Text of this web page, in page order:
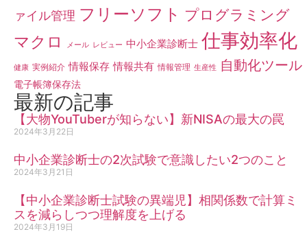
ァイル管理 フリーソフト プログラミング
マクロ メール レビュー 中小企業診断士 仕事効率化
健康 実例紹介 情報保存 情報共有 情報管理 生産性 自動化ツール
電子帳簿保存法
最新の記事
【大物YouTuberが知らない】新NISAの最大の罠
2024年3月22日
中小企業診断士の2次試験で意識したい2つのこと
2024年3月21日
【中小企業診断士試験の異端児】相関係数で計算ミ
スを減らしつつ理解度を上げる
2024年3月19日